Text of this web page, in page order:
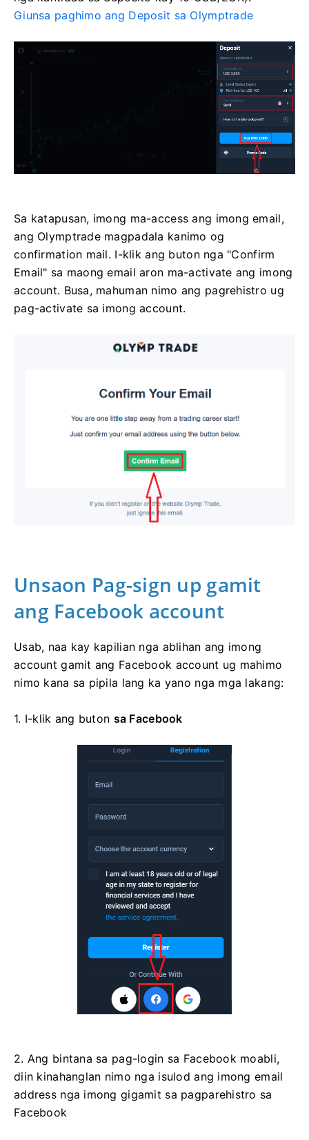
Giunsa paghimo ang Deposit sa Olymptrade
Sa katapusan, imong ma-access ang imong email,
ang Olymptrade magpadala kanimo og
confirmation mail. I-klik ang buton nga "Confirm
Email" sa maong email aron ma-activate ang imong
account. Busa, mahuman nimo ang pagrehistro ug
pag-activate sa imong account.
Unsaon Pag-sign up gamit
ang Facebook account
Usab, naa kay kapilian nga ablihan ang imong
account gamit ang Facebook account ug mahimo
nimo kana sa pipila lang ka yano nga mga lakang:
1. I-klik ang buton sa Facebook
2. Ang bintana sa pag-login sa Facebook moabli,
diin kinahanglan nimo nga isulod ang imong email
address nga imong gigamit sa pagparehistro sa
Facebook